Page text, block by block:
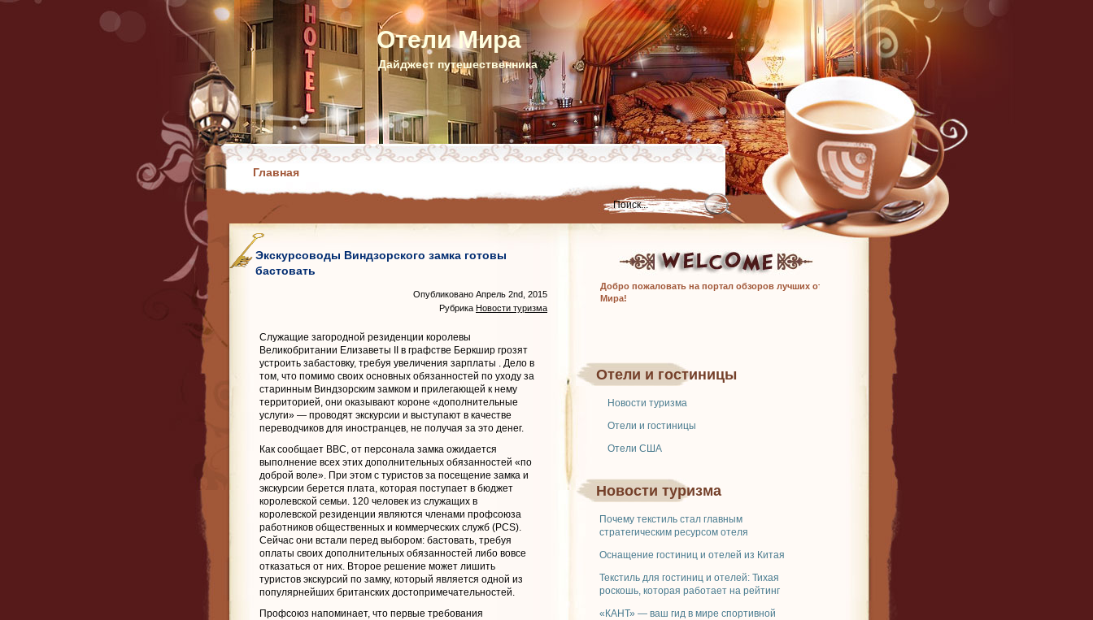
Отели Мира
Дайджест путешественника
Главная
Добро пожаловать на портал обзоров лучших отелей
Мира!
Отели и гостиницы
Новости туризма
Отели и гостиницы
Отели США
Новости туризма
Почему текстиль стал главным
стратегическим ресурсом отеля
Оснащение гостиниц и отелей из Китая
Текстиль для гостиниц и отелей: Тихая
роскошь, которая работает на рейтинг
«КАНТ» — ваш гид в мире спортивной
Экскурсоводы Виндзорского замка готовы
бастовать
Опубликовано Апрель 2nd, 2015
Рубрика Новости туризма
Служащие загородной резиденции королевы
Великобритании Елизаветы II в графстве Беркшир грозят
устроить забастовку, требуя увеличения зарплаты . Дело в
том, что помимо своих основных обязанностей по уходу за
старинным Виндзорским замком и прилегающей к нему
территорией, они оказывают короне «дополнительные
услуги» — проводят экскурсии и выступают в качестве
переводчиков для иностранцев, не получая за это денег.
Как сообщает BBC, от персонала замка ожидается
выполнение всех этих дополнительных обязанностей «по
доброй воле». При этом с туристов за посещение замка и
экскурсии берется плата, которая поступает в бюджет
королевской семьи. 120 человек из служащих в
королевской резиденции являются членами профсоюза
работников общественных и коммерческих служб (PCS).
Сейчас они встали перед выбором: бастовать, требуя
оплаты своих дополнительных обязанностей либо вовсе
отказаться от них. Второе решение может лишить
туристов экскурсий по замку, который является одной из
популярнейших британских достопримечательностей.
Профсоюз напоминает, что первые требования